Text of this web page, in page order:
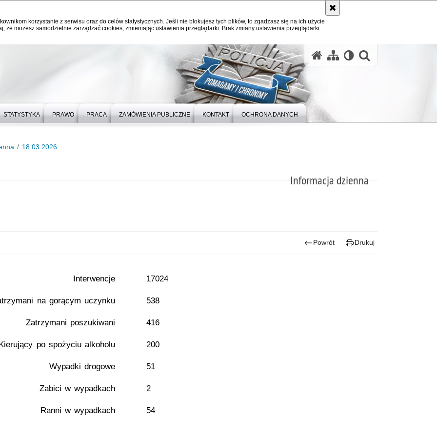
korzystanie z serwisu oraz do celów statystycznych. Jeśli nie blokujesz tych plików, to zgadzasz się na ich użycie
że możesz samodzielnie zarządzać cookies, zmieniając ustawienia przeglądarki. Brak zmiany ustawienia przeglądarki
STATYSTYKA PRAWO PRACA ZAMÓWIENIA PUBLICZNE KONTAKT OCHRONA DANYCH
18.03.2026
Informacja dzienna
Powrót Drukuj
Interwencje 17024
na gorącym uczynku 538
Zatrzymani poszukiwani 416
po spożyciu alkoholu 200
Wypadki drogowe 51
Zabici w wypadkach 2
Ranni w wypadkach 54